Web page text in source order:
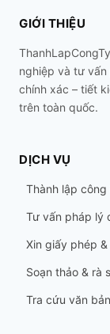
GIỚI THIỆU
nghiệp và tư
chính xác – tiết
trên toàn quốc.
DỊCH VỤ
Thành lập
Tư vấn pháp lý
Xin giấy phép
Soạn thảo & rà
Tra cứu văn